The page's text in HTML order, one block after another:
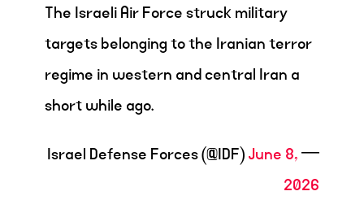
The Israeli Air Force struck military
targets belonging to the Iranian terror
regime in western and central Iran a
short while ago.
— Israel Defense Forces (@IDF)
June 8,
2026